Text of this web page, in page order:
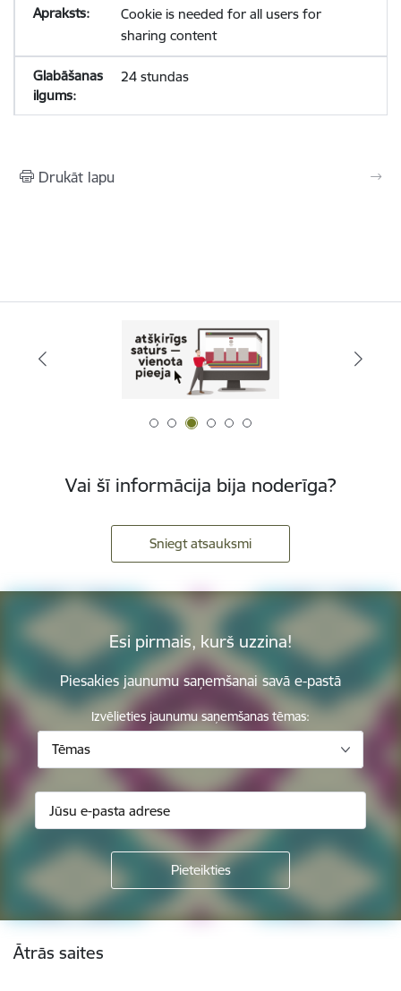
Cookie is needed for all users for
sharing content
24 stundas
Drukāt lapu
Vai šī informācija bija noderīga?
Sniegt atsauksmi
Esi pirmais, kurš uzzina!
Piesakies jaunumu saņemšanai savā e-pastā
Izvēlieties jaunumu saņemšanas tēmas:
Tēmas
Kājene
Ātrās saites